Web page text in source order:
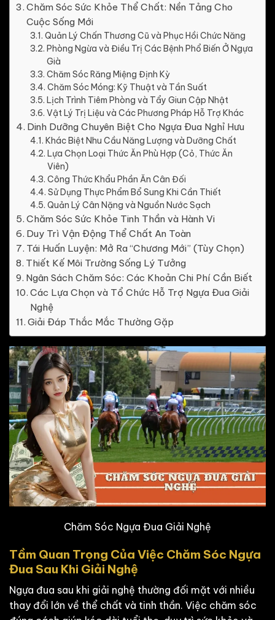
Chăm Sóc Sức Khỏe Thể Chất: Nền Tảng Cho
Cuộc Sống Mới
Quản Lý Chấn Thương Cũ và Phục Hồi Chức Năng
Phòng Ngừa và Điều Trị Các Bệnh Phổ Biến Ở Ngựa
Già
Chăm Sóc Răng Miệng Định Kỳ
Chăm Sóc Móng: Kỹ Thuật và Tần Suất
Lịch Trình Tiêm Phòng và Tẩy Giun Cập Nhật
Vật Lý Trị Liệu và Các Phương Pháp Hỗ Trợ Khác
Dinh Dưỡng Chuyên Biệt Cho Ngựa Đua Nghỉ Hưu
Khác Biệt Nhu Cầu Năng Lượng và Dưỡng Chất
Lựa Chọn Loại Thức Ăn Phù Hợp (Cỏ, Thức Ăn
Viên)
Công Thức Khẩu Phần Ăn Cân Đối
Sử Dụng Thực Phẩm Bổ Sung Khi Cần Thiết
Quản Lý Cân Nặng và Nguồn Nước Sạch
Chăm Sóc Sức Khỏe Tinh Thần và Hành Vi
Duy Trì Vận Động Thể Chất An Toàn
Tái Huấn Luyện: Mở Ra “Chương Mới” (Tùy Chọn)
Thiết Kế Môi Trường Sống Lý Tưởng
Ngân Sách Chăm Sóc: Các Khoản Chi Phí Cần Biết
Các Lựa Chọn và Tổ Chức Hỗ Trợ Ngựa Đua Giải
Nghệ
Giải Đáp Thắc Mắc Thường Gặp
Chăm Sóc Ngựa Đua Giải Nghệ
Tầm Quan Trọng Của Việc Chăm Sóc Ngựa
Đua Sau Khi Giải Nghệ
Ngựa đua sau khi giải nghệ thường đối mặt với nhiều
thay đổi lớn về thể chất và tinh thần. Việc chăm sóc